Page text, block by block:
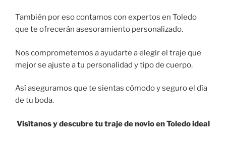
También por eso contamos con expertos en Toledo
que te ofrecerán asesoramiento personalizado.
Nos comprometemos a ayudarte a elegir el traje que
mejor se ajuste a tu personalidad y tipo de cuerpo.
Así aseguramos que te sientas cómodo y seguro el día
de tu boda.
Visítanos y descubre tu traje de novio en Toledo ideal